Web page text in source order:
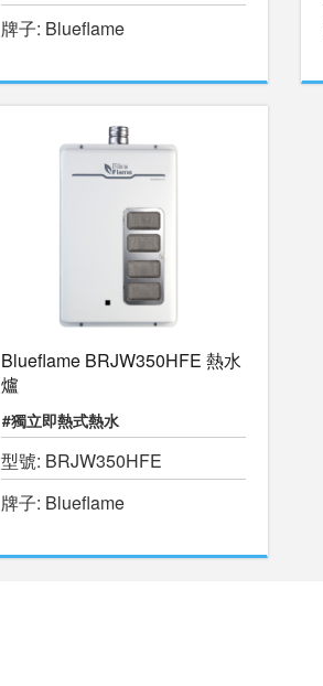
牌子: Blueflame
Blueflame BRJW350HFE 熱水
爐
#獨立即熱式熱水
型號: BRJW350HFE
牌子: Blueflame